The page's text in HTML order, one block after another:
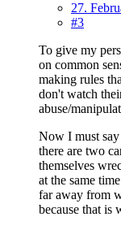
27.
#3
To give my
on common
making rules
don't watch
abuse/
Now I must
there are two
themselves
at the same
far away from
because that is